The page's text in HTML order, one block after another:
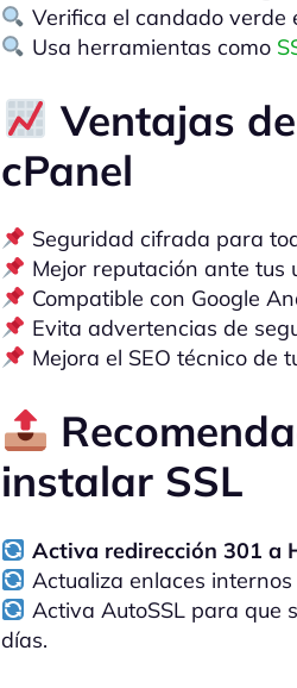
Verifica el candado verde
Usa herramientas como
Ventajas
cPanel
Seguridad cifrada para
Mejor reputación ante tus
Compatible con Google
Evita advertencias de
Mejora el SEO técnico de
instalar SSL
Activa redirección 301 a
Actualiza enlaces
Activa AutoSSL para que
días.